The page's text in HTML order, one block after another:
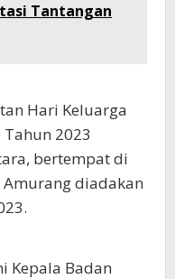
Tantangan
Hari Keluarga
Tahun 2023
bertempat di
Amurang diadakan
Kepala Badan